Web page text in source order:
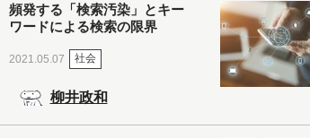
頻発する「検索汚染」とキー
ワードによる検索の限界
2021.05.07 社会
柳井政和